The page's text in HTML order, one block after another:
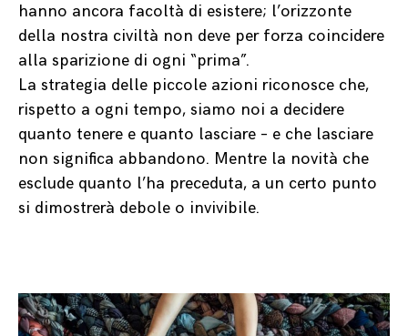
hanno ancora facoltà di esistere; l’orizzonte
della nostra civiltà non deve per forza coincidere
alla sparizione di ogni “prima”.
La strategia delle piccole azioni riconosce che,
rispetto a ogni tempo, siamo noi a decidere
quanto tenere e quanto lasciare – e che lasciare
non significa abbandono. Mentre la novità che
esclude quanto l’ha preceduta, a un certo punto
si dimostrerà debole o invivibile.